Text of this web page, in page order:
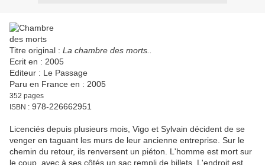
Titre original : La chambre des morts..
Ecrit en : 2005
Editeur : Le Passage
Paru en France en : 2005
352 pages
ISBN : 978-226662951
Licenciés depuis plusieurs mois, Vigo et Sylvain décident de se
venger en taguant les murs de leur ancienne entreprise. Sur le
chemin du retour, ils renversent un piéton. L'homme est mort sur
le coup, avec à ses côtés un sac rempli de billets. L'endroit est